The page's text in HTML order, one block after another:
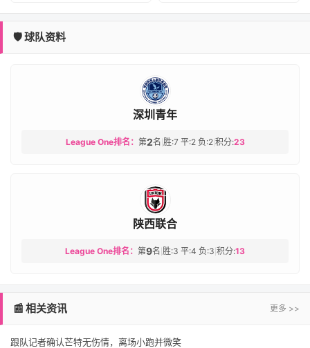
🛡️ 球队资料
深圳青年
League One排名： 第2名 胜:7 平:2 负:2| 积分:23
陕西联合
League One排名： 第9名 胜:3 平:4 负:3 积分:13
📰 相关资讯 更多 >>
跟队记者确认芒特无伤情，离场小跑并微笑